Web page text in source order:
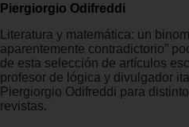
Piergiorgio Odifreddi
Literatura y matemática: un
aparentemente contradictorio”
de esta selección de artículos
profesor de lógica y divulgador
Piergiorgio Odifreddi para
revistas.